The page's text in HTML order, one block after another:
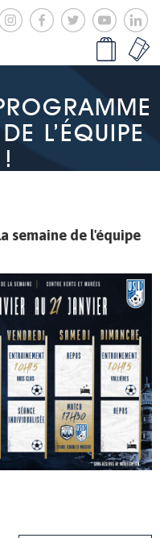
L’ÉQUIPE
semaine de l'équipe